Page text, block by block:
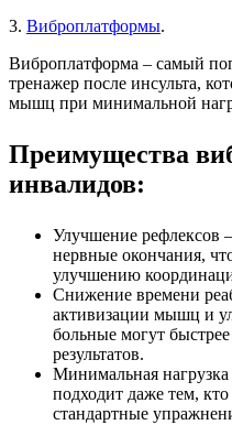
3. Виброплатформы.
Виброплатформа – самый
тренажер после инсульта,
мышц при минимальной
Преимущества
инвалидов:
Улучшение рефлексов
нервные окончания,
улучшению
Снижение времени
активизации мышц и
больные могут
результатов.
Минимальная
подходит даже тем,
стандартные